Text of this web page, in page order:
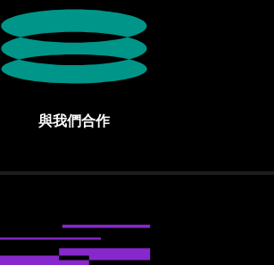
與我們合作